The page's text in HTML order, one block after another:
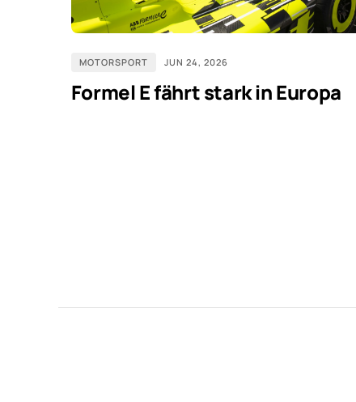
MOTORSPORT JUN 24, 2026
Formel E fährt stark in Europa